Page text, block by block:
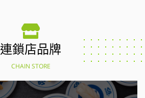
連鎖店品牌
CHAIN STORE